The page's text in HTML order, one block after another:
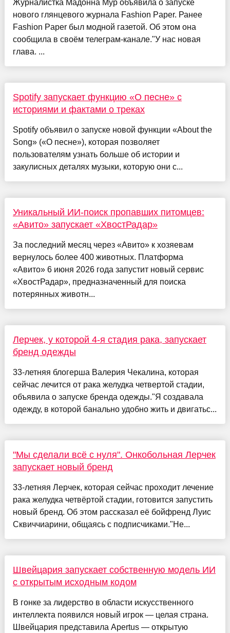
Журналистка Мадонна Мур объявила о запуске
нового глянцевого журнала Fashion Paper. Ранее
Fashion Paper был модной газетой. Об этом она
сообщила в своём телеграм-канале."У нас новая
глава. ...
Spotify запускает функцию «О песне» с
историями и фактами о треках
Spotify объявил о запуске новой функции «About the
Song» («О песне»), которая позволяет
пользователям узнать больше об истории и
закулисных деталях музыки, которую они с...
Уникальный ИИ-поиск пропавших питомцев:
«Авито» запускает «ХвостРадар»
За последний месяц через «Авито» к хозяевам
вернулось более 400 животных. Платформа
«Авито» 6 июня 2026 года запустит новый сервис
«ХвостРадар», предназначенный для поиска
потерянных животн...
Лерчек, у которой 4-я стадия рака, запускает
бренд одежды
33-летняя блогерша Валерия Чекалина, которая
сейчас лечится от рака желудка четвертой стадии,
объявила о запуске бренда одежды."Я создавала
одежду, в которой банально удобно жить и двигатьс...
"Мы сделали всё с нуля". Онкобольная Лерчек
запускает новый бренд
33-летняя Лерчек, которая сейчас проходит лечение
рака желудка четвёртой стадии, готовится запустить
новый бренд. Об этом рассказал её бойфренд Луис
Сквиччиарини, общаясь с подписчиками."Не...
Швейцария запускает собственную модель ИИ
с открытым исходным кодом
В гонке за лидерство в области искусственного
интеллекта появился новый игрок — целая страна.
Швейцария представила Apertus — открытую